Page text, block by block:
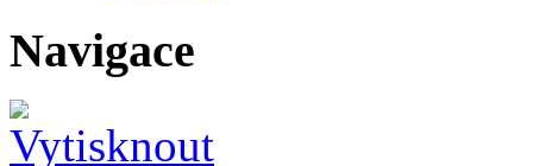
Navigace